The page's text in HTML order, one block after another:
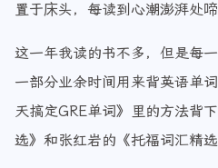
置于床头，每读到心潮澎湃处啼
这一年我读的书不多，但是每
一部分业余时间用来背英语单
天搞定GRE单词》里的方法背
选》和张红岩的《托福词汇精选